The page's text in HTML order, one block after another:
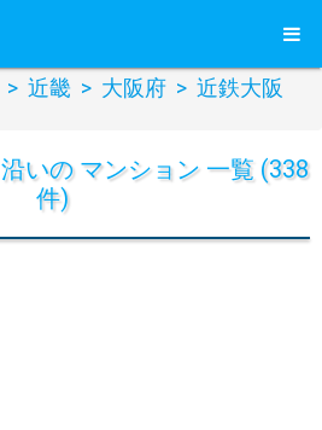
> 近畿 > 大阪府 > 近鉄大阪
いの マンション 一覧 (338
件)